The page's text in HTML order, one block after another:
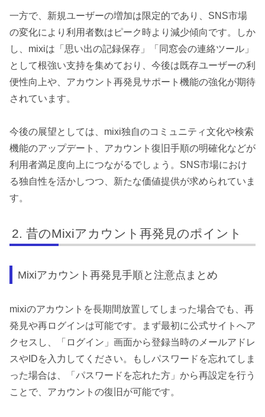
一方で、新規ユーザーの増加は限定的であり、SNS市場
の変化により利用者数はピーク時より減少傾向です。しか
し、mixiは「思い出の記録保存」「同窓会の連絡ツール」
として根強い支持を集めており、今後は既存ユーザーの利
便性向上や、アカウント再発見サポート機能の強化が期待
されています。
今後の展望としては、mixi独自のコミュニティ文化や検索
機能のアップデート、アカウント復旧手順の明確化などが
利用者満足度向上につながるでしょう。SNS市場におけ
る独自性を活かしつつ、新たな価値提供が求められていま
す。
昔のMixiアカウント再発見のポイント
Mixiアカウント再発見手順と注意点まとめ
mixiのアカウントを長期間放置してしまった場合でも、再
発見や再ログインは可能です。まず最初に公式サイトへア
クセスし、「ログイン」画面から登録当時のメールアドレ
スやIDを入力してください。もしパスワードを忘れてしま
った場合は、「パスワードを忘れた方」から再設定を行う
ことで、アカウントの復旧が可能です。